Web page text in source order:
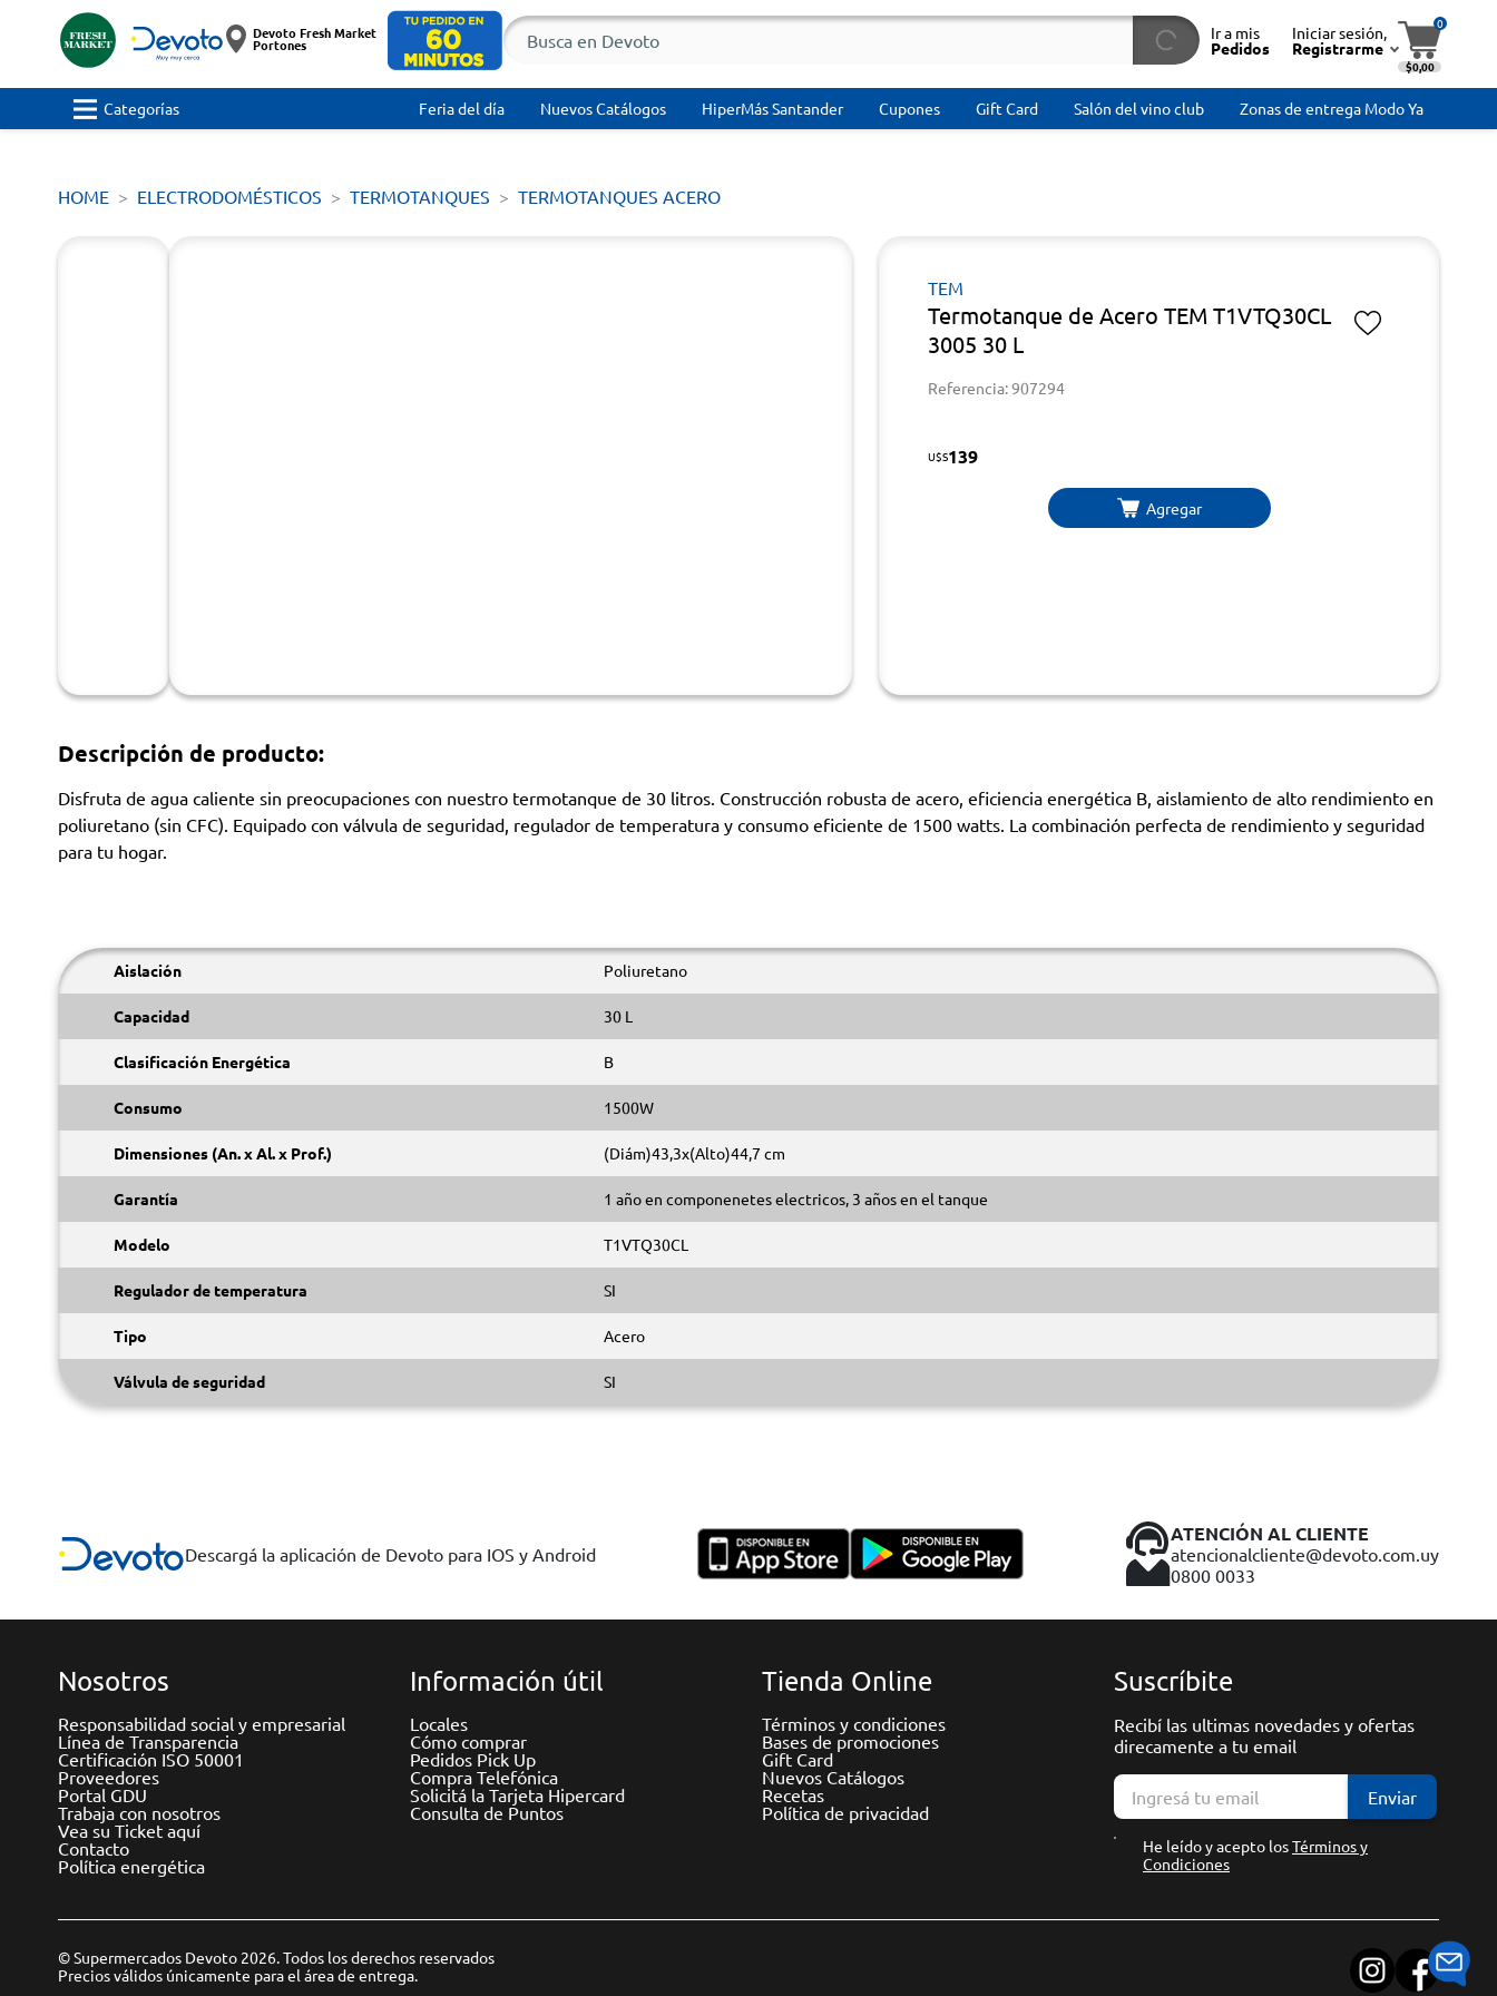
Devoto Fresh Market
Portones
Ir a mis
Pedidos
Iniciar sesión,
Registrarme
0
$0,00
Categorías Feria del día Nuevos Catálogos HiperMás Santander Cupones Gift Card Salón del vino club Zonas de entrega Modo Ya
HOME ELECTRODOMÉSTICOS TERMOTANQUES TERMOTANQUES ACERO
TEM
Termotanque de Acero TEM T1VTQ30CL
3005 30 L
Referencia: 907294
U$S139
Agregar
Descripción de producto:
Disfruta de agua caliente sin preocupaciones con nuestro termotanque de 30 litros. Construcción robusta de acero, eficiencia energética B, aislamiento de alto rendimiento en
poliuretano (sin CFC). Equipado con válvula de seguridad, regulador de temperatura y consumo eficiente de 1500 watts. La combinación perfecta de rendimiento y seguridad
para tu hogar.
Aislación Poliuretano
Capacidad 30 L
Clasificación Energética B
Consumo 1500W
Dimensiones (An. x Al. x Prof.) (Diám)43,3x(Alto)44,7 cm
Garantía 1 año en componenetes electricos, 3 años en el tanque
Modelo T1VTQ30CL
Regulador de temperatura SI
Tipo Acero
Válvula de seguridad SI
Descargá la aplicación de Devoto para IOS y Android
ATENCIÓN AL CLIENTE
atencionalcliente@devoto.com.uy
0800 0033
Nosotros
Responsabilidad social y empresarial
Línea de Transparencia
Certificación ISO 50001
Proveedores
Portal GDU
Trabaja con nosotros
Vea su Ticket aquí
Contacto
Política energética
Información útil
Locales
Cómo comprar
Pedidos Pick Up
Compra Telefónica
Solicitá la Tarjeta Hipercard
Consulta de Puntos
Tienda Online
Términos y condiciones
Bases de promociones
Gift Card
Nuevos Catálogos
Recetas
Política de privacidad
Suscríbite
Recibí las ultimas novedades y ofertas
direcamente a tu email
Enviar
He leído y acepto losTérminos y
Condiciones
© Supermercados Devoto 2026. Todos los derechos reservados
Precios válidos únicamente para el área de entrega.